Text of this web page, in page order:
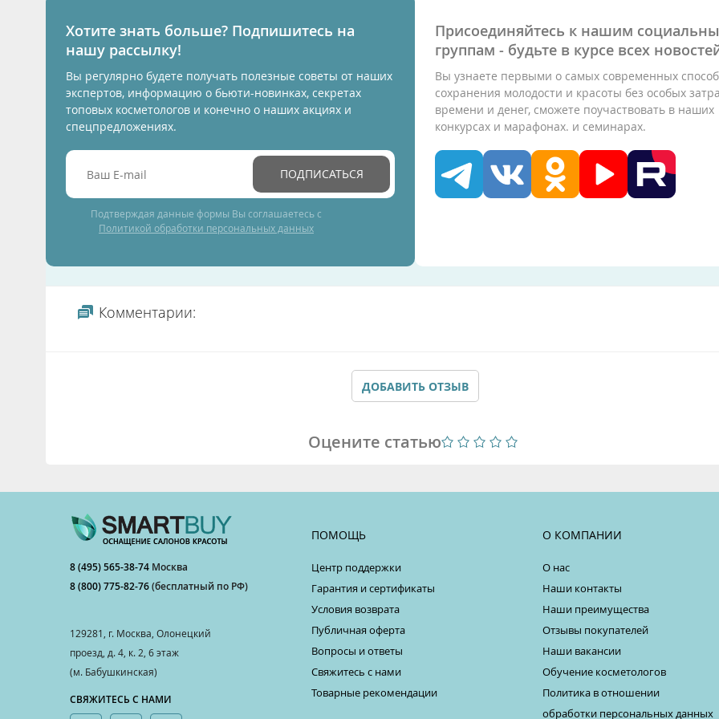
Хотите знать больше? Подпишитесь на
нашу рассылку!
Вы регулярно будете получать полезные советы от наших
экспертов, информацию о бьюти-новинках, секретах
топовых косметологов и конечно о наших акциях и
спецпредложениях.
ПОДПИСАТЬСЯ
Подтверждая данные формы Вы соглашаетесь с
Политикой обработки персональных данных
Присоединяйтесь к нашим
группам - будьте в курсе всех
Вы узнаете первыми о самых современных
сохранения молодости и красоты без особых
времени и денег, сможете поучаствовать в наших
конкурсах и марафонах. и семинарах.
Комментарии:
ДОБАВИТЬ ОТЗЫВ
Оцените статью
8 (495) 565-38-74 Москва
8 (800) 775-82-76(бесплатный по РФ)
129281, г. Москва, Олонецкий
проезд, д. 4, к. 2, 6 этаж
(м. Бабушкинская)
СВЯЖИТЕСЬ С НАМИ
ПОМОЩЬ
Центр поддержки
Гарантия и сертификаты
Условия возврата
Публичная оферта
Вопросы и ответы
Свяжитесь с нами
Товарные рекомендации
О КОМПАНИИ
О нас
Наши контакты
Наши преимущества
Отзывы покупателей
Наши вакансии
Обучение косметологов
Политика в отношении
обработки персональных данных